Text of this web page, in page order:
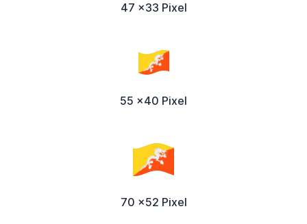
47 x33 Pixel
55 x40 Pixel
70 x52 Pixel